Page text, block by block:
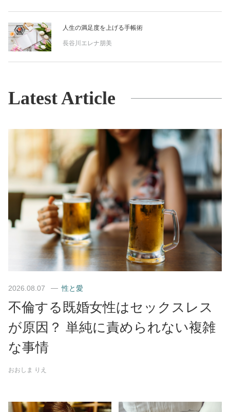
人生の満足度を上げる手帳術
長谷川エレナ朋美
Latest Article
2026.08.07 性と愛
不倫する既婚女性はセックスレス
が原因？ 単純に責められない複雑
な事情
おおしま りえ